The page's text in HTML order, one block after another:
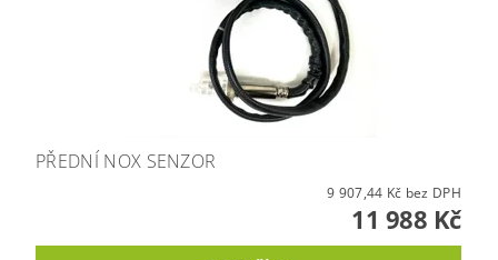
PŘEDNÍ NOX SENZOR
9 907,44 Kč bez DPH
11 988 Kč